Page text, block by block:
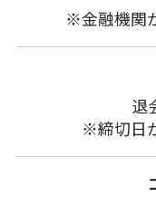
※金融機関
退
※締切日